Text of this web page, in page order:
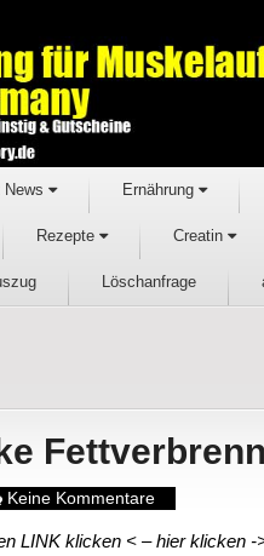
News Ernährung
Rezepte Creatin
Löschanfrage
Keine Kommentare
LINK klicken < – hier klicken -